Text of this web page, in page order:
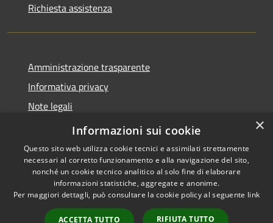
Richiesta assistenza
Amministrazione trasparente
Informativa privacy
Note legali
Dichiarazione di accessibilità
Accessibility
Copyright © 2026 • Town of
Taurasi • Powered by
Municipium• Admin
×
Informazioni sui cookie
Questo sito web utilizza cookie tecnici e assimilati strettamente
necessari al corretto funzionamento e alla navigazione del sito,
nonché un cookie tecnico analitico al solo fine di elaborare
informazioni statistiche, aggregate e anonime.
Per maggiori dettagli, può consultare la cookie policy al seguente link
ACCETTA TUTTO RIFIUTA TUTTO